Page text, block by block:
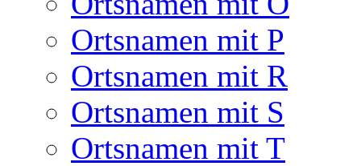
Ortsnamen mit P
Ortsnamen mit R
Ortsnamen mit S
Ortsnamen mit T